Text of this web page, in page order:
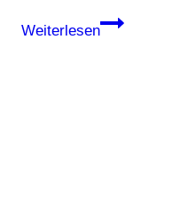
Weiterlesen
Wasserlinie